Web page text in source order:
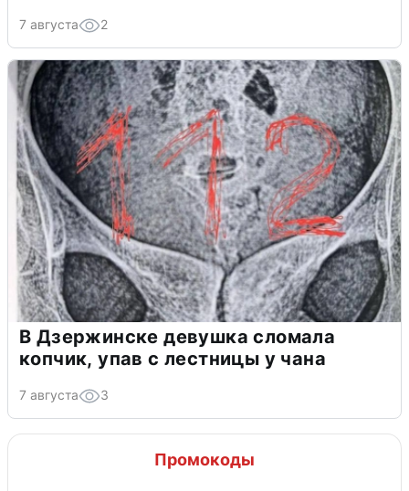
7 августа 2
В Дзержинске девушка сломала
копчик, упав с лестницы у чана
7 августа 3
Промокоды